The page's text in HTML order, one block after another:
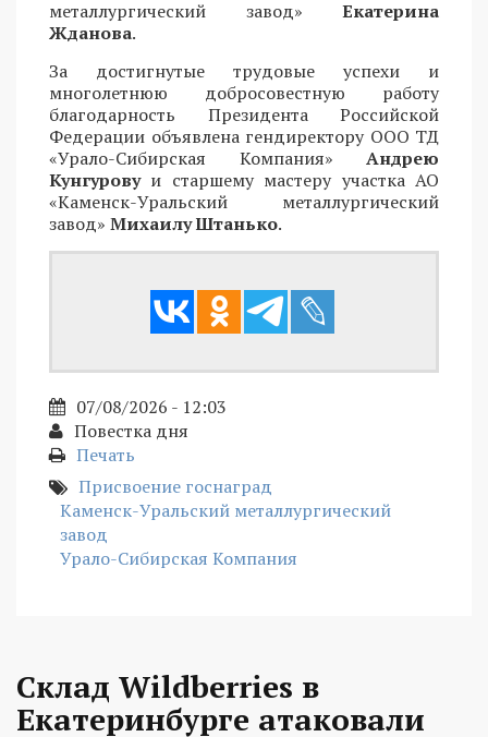
металлургический завод» Екатерина
Жданова.
За достигнутые трудовые успехи и
многолетнюю добросовестную работу
благодарность Президента Российской
Федерации объявлена гендиректору ООО ТД
«Урало-Сибирская Компания» Андрею
Кунгуровуи старшему мастеру участка АО
«Каменск-Уральский металлургический
завод» Михаилу Штанько.
07/08/2026 - 12:03
Повестка дня
Печать
Присвоение госнаград
Каменск-Уральский металлургический
завод
Урало-Сибирская Компания
Склад Wildberries в
Екатеринбурге атаковали